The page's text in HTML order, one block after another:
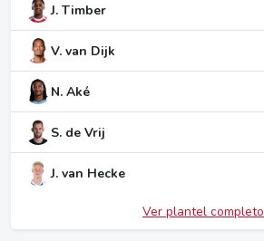
J. Timber
V. van Dijk
N. Aké
S. de Vrij
J. van Hecke
Ver plantel completo